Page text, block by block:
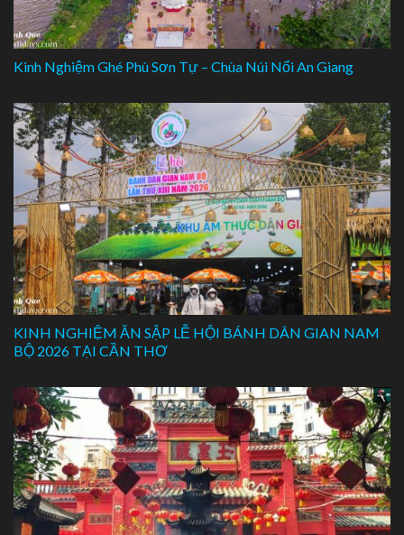
Kinh Nghiệm Ghé Phù Sơn Tự – Chùa Núi Nổi An Giang
KINH NGHIỆM ĂN SẬP LỄ HỘI BÁNH DÂN GIAN NAM
BỘ 2026 TẠI CẦN THƠ